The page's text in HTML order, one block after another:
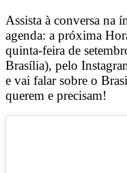
Assista à conversa na
agenda: a próxima
quinta-feira de
Brasília), pelo
e vai falar sobre o
querem e precisam!